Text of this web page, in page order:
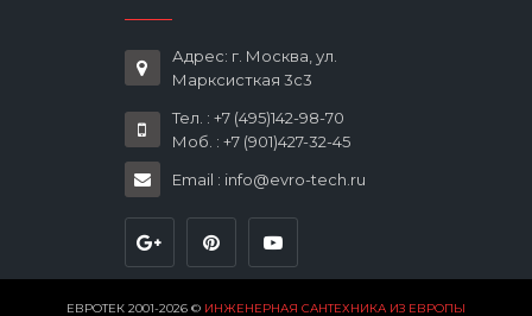
Адрес: г. Москва, ул.
Марксисткая 3с3
Тел. : +7 (495)142-98-70
Моб. : +7 (901)427-32-45
Email : info@evro-tech.ru
ЕВРОТЕК 2001-2026 © ИНЖЕНЕРНАЯ САНТЕХНИКА ИЗ ЕВРОПЫ